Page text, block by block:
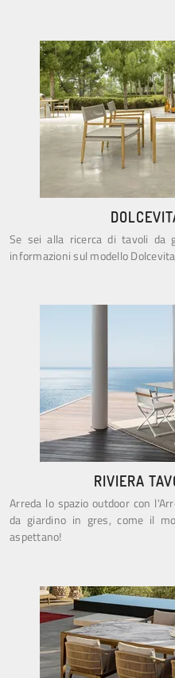
Se sei alla ricerca di tavoli da
informazioni sul modello
RIVIERA
Arreda lo spazio outdoor con
da giardino in gres, come il
aspettano!